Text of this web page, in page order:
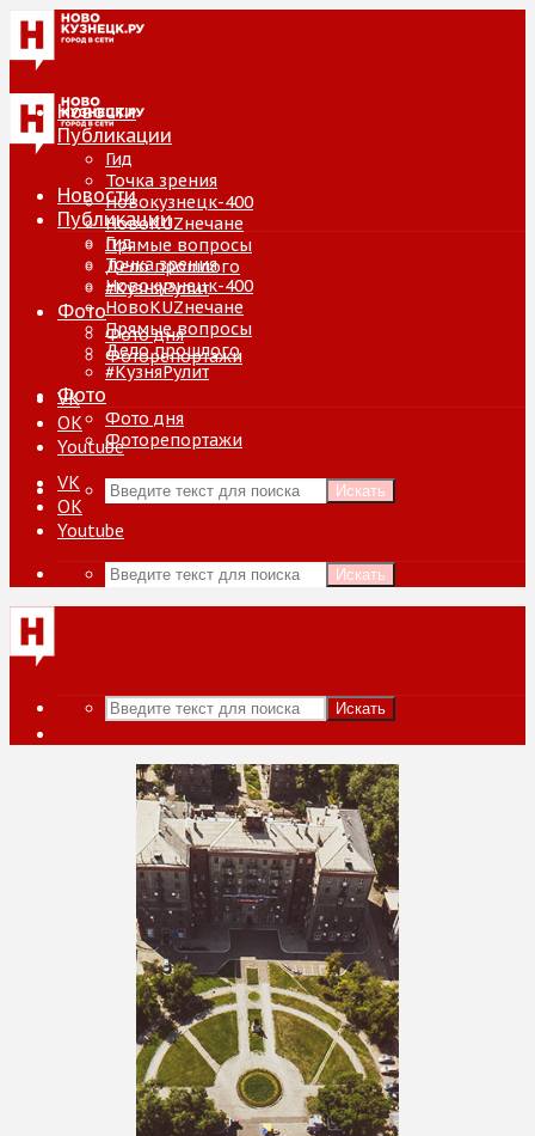
Новости
Публикации
Гид
Точка зрения
Новокузнецк-400
НовоKUZнечане
Прямые вопросы
Дело прошлого
#КузняРулит
Фото
Фото дня
Фоторепортажи
VK
ОК
Youtube
Искать
Новости
Публикации
Гид
Точка зрения
Новокузнецк-400
НовоKUZнечане
Прямые вопросы
Дело прошлого
#КузняРулит
Фото
Фото дня
Фоторепортажи
VK
ОК
Youtube
Искать
Искать